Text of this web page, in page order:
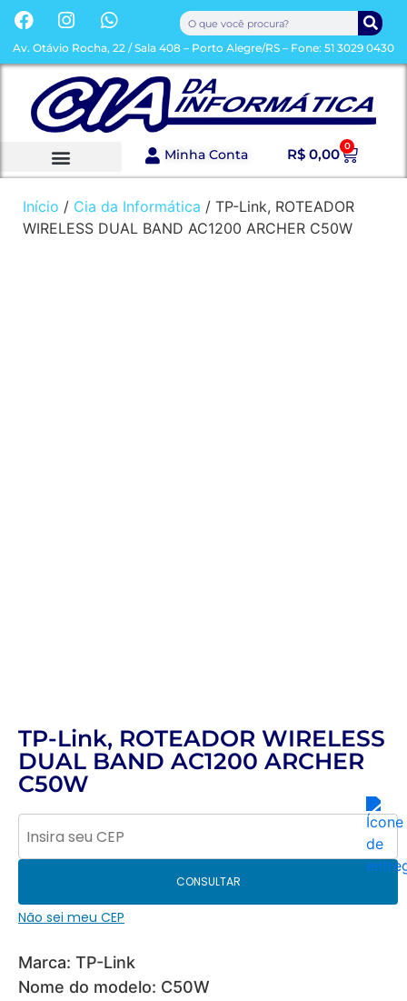
Av. Otávio Rocha, 22 / Sala 408 – Porto Alegre/RS – Fone: 51 3029 0430
Minha Conta R$ 0,00 0
Início / Cia da Informática / TP-Link, ROTEADOR
WIRELESS DUAL BAND AC1200 ARCHER C50W
TP-Link, ROTEADOR WIRELESS
DUAL BAND AC1200 ARCHER
C50W
CONSULTAR
Não sei meu CEP
Marca: TP-Link
Nome do modelo: C50W